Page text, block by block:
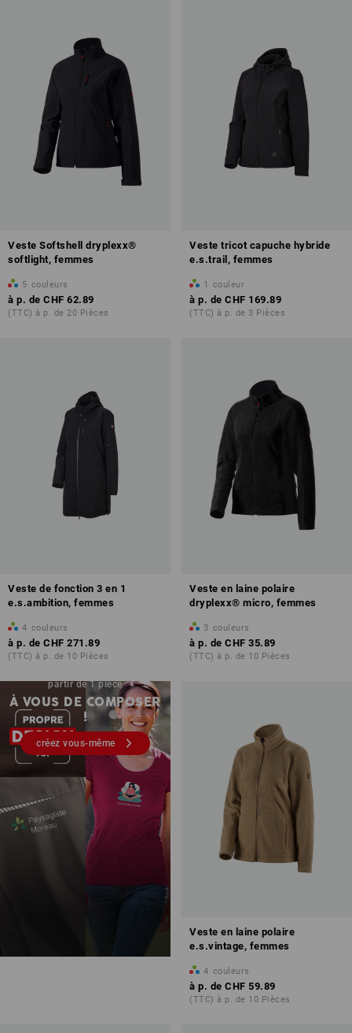
Veste Softshell dryplexx®
softlight, femmes
5 couleurs
à p. de CHF 62.89
(TTC) à p. de 20 Pièces
Veste tricot capuche hybride
e.s.trail, femmes
1 couleur
à p. de CHF 169.89
(TTC) à p. de 3 Pièces
Veste de fonction 3 en 1
e.s.ambition, femmes
4 couleurs
à p. de CHF 271.89
(TTC) à p. de 10 Pièces
Veste en laine polaire
dryplexx® micro, femmes
3 couleurs
à p. de CHF 35.89
(TTC) à p. de 10 Pièces
partir de 1 pièce
À VOUS DE COMPOSER
!
créez vous-même
Veste en laine polaire
e.s.vintage, femmes
4 couleurs
à p. de CHF 59.89
(TTC) à p. de 10 Pièces